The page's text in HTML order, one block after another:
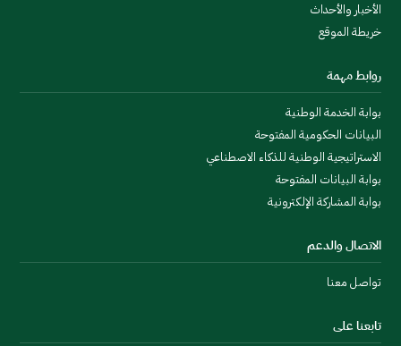
الأخبار والأحداث
خريطة الموقع
روابط مهمة
بوابة الخدمة الوطنية
البيانات الحكومية المفتوحة
الاستراتيجية الوطنية للذكاء الاصطناعي
بوابة البيانات المفتوحة
بوابة المشاركة الإلكترونية
الاتصال والدعم
تواصل معنا
تابعنا على